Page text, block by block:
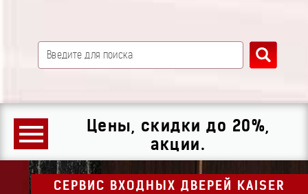
Цены, скидки до 20%,
акции.
СЕРВИС ВХОДНЫХ ДВЕРЕЙ KAISER